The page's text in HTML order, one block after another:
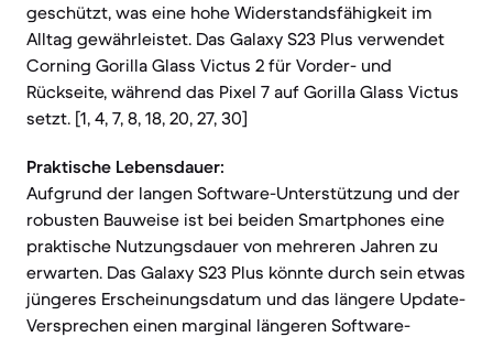
geschützt, was eine hohe Widerstandsfähigkeit im
Alltag gewährleistet. Das Galaxy S23 Plus verwendet
Corning Gorilla Glass Victus 2 für Vorder- und
Rückseite, während das Pixel 7 auf Gorilla Glass Victus
setzt. [1, 4, 7, 8, 18, 20, 27, 30]
Praktische Lebensdauer:
Aufgrund der langen Software-Unterstützung und der
robusten Bauweise ist bei beiden Smartphones eine
praktische Nutzungsdauer von mehreren Jahren zu
erwarten. Das Galaxy S23 Plus könnte durch sein etwas
jüngeres Erscheinungsdatum und das längere Update-
Versprechen einen marginal längeren Software-